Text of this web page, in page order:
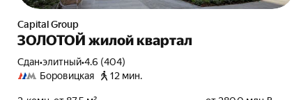
Capital Group
ЗОЛОТОЙ жилой квартал
Сдан•элитный•4.6 (404)
Боровицкая
12 мин.